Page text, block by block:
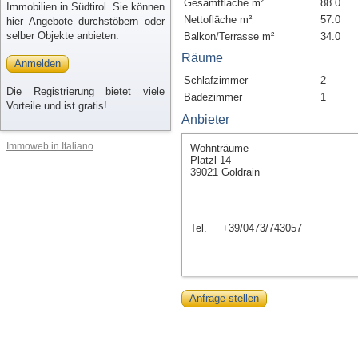
Immobilien in Südtirol. Sie können
hier Angebote durchstöbern oder
selber Objekte anbieten.
Anmelden
Die Registrierung bietet viele
Vorteile und ist gratis!
Immoweb in Italiano
Gesamtfläche m²
88.0
Nettofläche m²
57.0
Balkon/Terrasse m²
34.0
Räume
Schlafzimmer
2
Badezimmer
1
Anbieter
Wohnträume
Platzl 14
39021 Goldrain
Tel. +39/0473/743057
Anfrage stellen